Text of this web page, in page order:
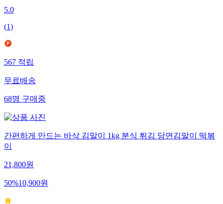
5.0
(1)
567적립
무료배송
68명구매중
간편하게 만드는 바삭 김말이 1kg 분식 튀김 당면김말이 떡볶
이
21,800원
50%10,900원